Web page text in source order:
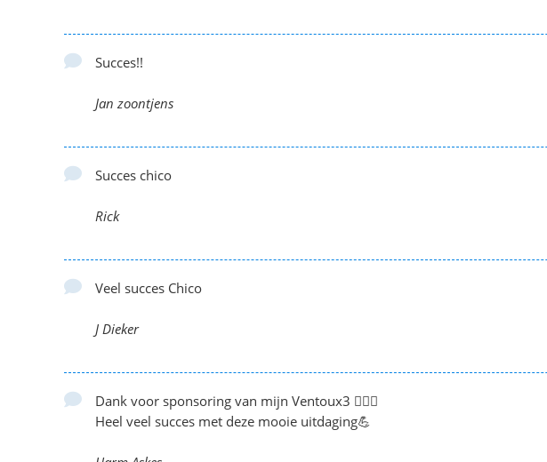
Succes!!
Jan zoontjens
Succes chico
Rick
Veel succes Chico
J Dieker
Dank voor sponsoring van mijn Ventoux3 🚴‍♀️⛰️
Heel veel succes met deze mooie uitdaging💪